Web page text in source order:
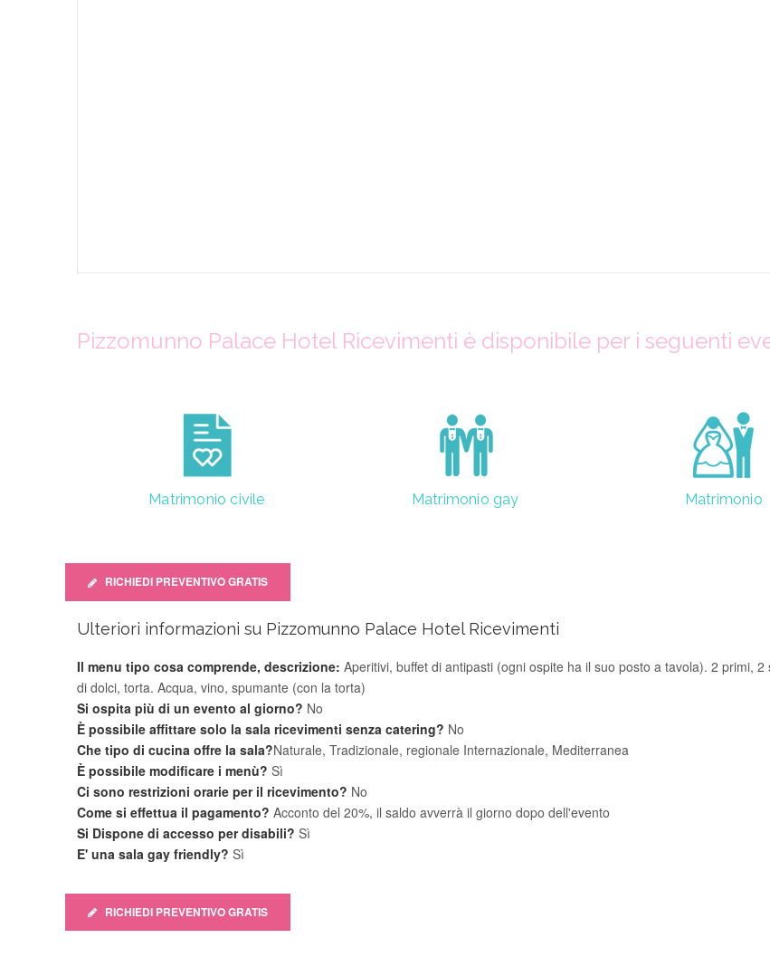
Pizzomunno Palace Hotel Ricevimenti è disponibile per i seguenti
Matrimonio civile Matrimonio gay Matrimonio
RICHIEDI PREVENTIVO GRATIS
Ulteriori informazioni su Pizzomunno Palace Hotel Ricevimenti
Il menu tipo cosa comprende, descrizione: Aperitivi, buffet di antipasti (ogni ospite ha il suo posto a tavola). 2 primi, 2
di dolci, torta. Acqua, vino, spumante (con la torta)
Si ospita più di un evento al giorno? No
È possibile affittare solo la sala ricevimenti senza catering? No
Che tipo di cucina offre la sala?Naturale, Tradizionale, regionale Internazionale, Mediterranea
È possibile modificare i menù? Sì
Ci sono restrizioni orarie per il ricevimento? No
Come si effettua il pagamento? Acconto del 20%, il saldo avverrà il giorno dopo dell'evento
Si Dispone di accesso per disabili? Sì
E' una sala gay friendly? Sì
RICHIEDI PREVENTIVO GRATIS